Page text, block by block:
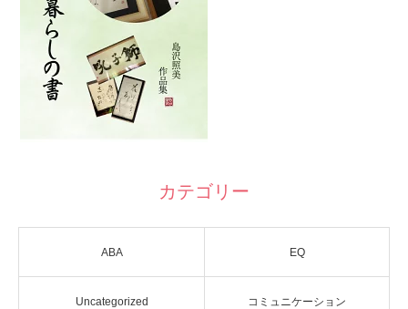
カテゴリー
ABA EQ
Uncategorized コミュニケーション